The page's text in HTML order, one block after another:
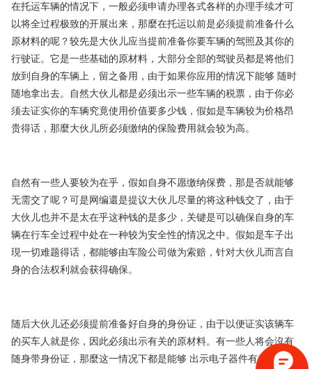
在托运车辆的情况下，一般必须申请办理各式各样的办理手续才可
以将全过程极致的开展出来，那麼在托运以前是必须提前准备什么
原材料的呢？较先是大伙儿应当提前准备你要车辆的驾照及其你的
行驶证。它是一些基础的原材料，大部分全部的驾驶员都是将他们
放到自身的车辆上，留之备用，由于如果你应用的情况下能够 随时
随地拿出去。自然大伙儿都是必须出示一些车辆的税票，由于你必
须去证实你的车辆究竟使用价值要多少钱，假如是车辆较为价格昂
贵得话，那麼大伙儿所必须缴纳的保险费用就会较为高。
自然有一些人要较为在乎，假如自身不愿缴纳保费，那是否就能够
无需交了呢？可是网编還是提议大伙儿尽量的将这种钱交了，由于
大伙儿也并不是太在乎这种钱的是多少，关键是可以确保自身的车
辆在行车全过程中处在一种较为安全性的情况之中。假如是车子出
現一切难题得话，都能够由车险公司做为索赔，针对大伙儿而言自
身的合法权利就会获得确保。
随后大伙儿还必须提前准备好自身的身份证，由于以便证实该辆车
的买车人就是你，因此必须出示有关的原材料。有一些人将会沒有
随身带身份证，那麼这一情况下都是能够 出示电子器件有效证件或